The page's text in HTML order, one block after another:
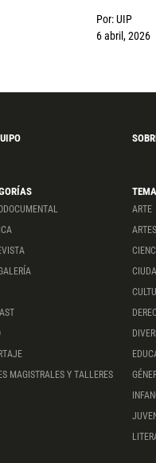
Por:UIP
6 abril, 2026
MAGISTRALES Y TALLERES
ARTE